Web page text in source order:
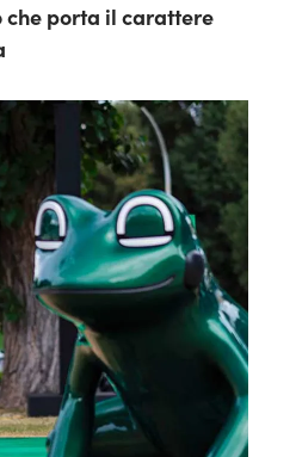
che porta il carattere